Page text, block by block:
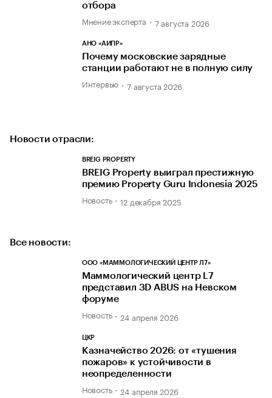
отбора
Мнение эксперта 7 августа 2026
АНО «АИПР»
Почему московские зарядные
станции работают не в полную силу
Интервью 7 августа 2026
Новости отрасли:
BREIG PROPERTY
BREIG Property выиграл престижную
премию Property Guru Indonesia 2025
Новость 12 декабря 2025
Все новости:
ООО «МАММОЛОГИЧЕСКИЙ ЦЕНТР Л7»
Маммологический центр L7
представил 3D ABUS на Невском
форуме
Новость 24 апреля 2026
ЦКР
Казначейство 2026: от «тушения
пожаров» к устойчивости в
неопределенности
Новость 24 апреля 2026